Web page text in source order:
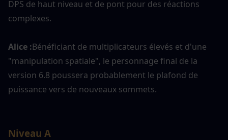
DPS de haut niveau et de pont pour des réactions
complexes.
Alice :Bénéficiant de multiplicateurs élevés et d'une
"manipulation spatiale", le personnage final de la
version 6.8 poussera probablement le plafond de
puissance vers de nouveaux sommets.
Niveau A